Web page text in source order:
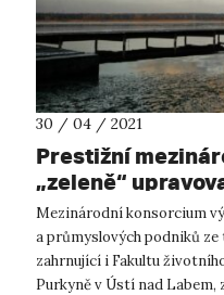
30 / 04 / 2021
Prestižní
„zeleně“
Mezinárodní konsorcium
a průmyslových podniků ze
zahrnující i Fakultu
Purkyně v Ústí nad